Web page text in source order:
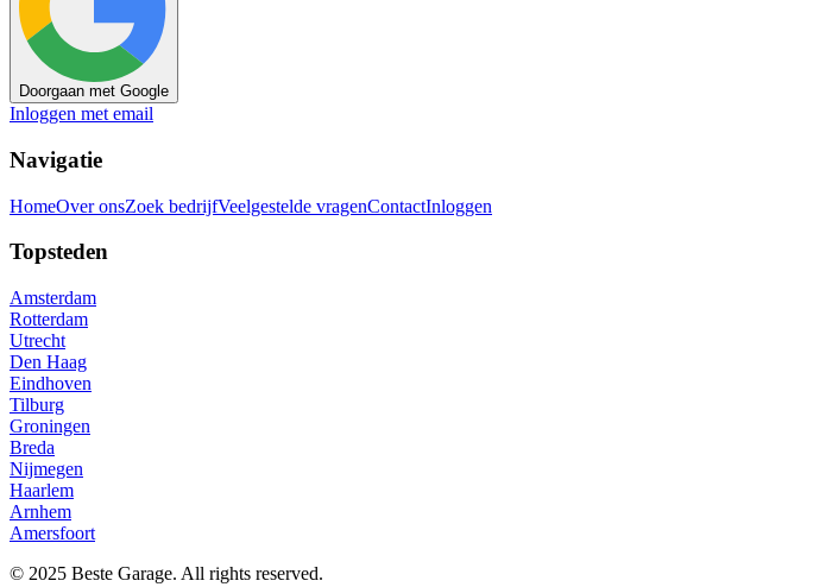
Doorgaan met Google
Inloggen met email
Navigatie
HomeOver onsZoek bedrijfVeelgestelde vragenContactInloggen
Topsteden
Amsterdam
Rotterdam
Utrecht
Den Haag
Eindhoven
Tilburg
Groningen
Breda
Nijmegen
Haarlem
Arnhem
Amersfoort
© 2025 Beste Garage. All rights reserved.